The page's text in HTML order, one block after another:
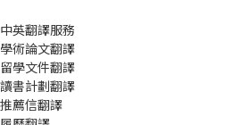
中英翻譯服務
學術論文翻譯
留學文件翻譯
讀書計劃翻譯
推薦信翻譯